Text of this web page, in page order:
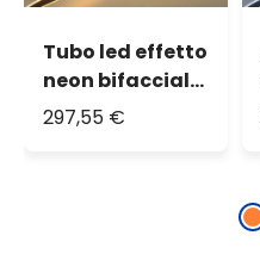
Tubo led effetto
neon bifacciale,
6000 led bianco
297,55 €